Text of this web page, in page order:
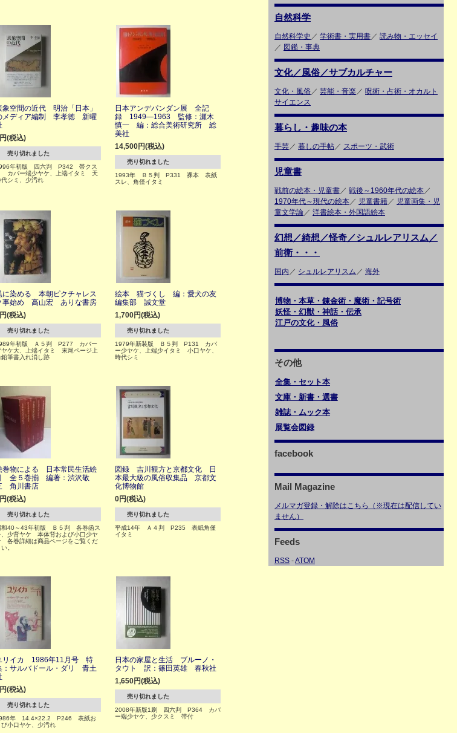
象空間の近代 明治「日本」
メディア編制 李孝徳 新曜
(税込)
売り切れました
年初版 四六判 P342 帯クス
カバー端少ヤケ、上端イタミ 天
代シミ、少汚れ
日本アンデパンダン展 全記
録 1949―1963 監修：瀬木
慎一 編：総合美術研究所 総
美社
14,500円(税込)
売り切れました
1993年 Ｂ５判 P331 裸本 表紙
スレ、角僅イタミ
に染める 本朝ピクチャレス
事始め 高山宏 ありな書房
(税込)
売り切れました
年初版 Ａ５判 P277 カバー
ヤケ大、上端イタミ 末尾ページ上
鉛筆書入れ消し跡
絵本 猫づくし 編：愛犬の友
編集部 誠文堂
1,700円(税込)
売り切れました
1979年新装版 Ｂ５判 P131 カバ
ー少ヤケ、上端少イタミ 小口ヤケ、
時代シミ
巻物による 日本常民生活絵
全５巻揃 編著：渋沢敬
角川書店
(税込)
売り切れました
和40～43年初版 Ｂ５判 各巻函ス
、少背ヤケ 本体背および小口少ヤ
各巻詳細は商品ページをご覧くだ
。
図録 吉川観方と京都文化 日
本最大級の風俗収集品 京都文
化博物館
0円(税込)
売り切れました
平成14年 Ａ４判 P235 表紙角僅
イタミ
リイカ 1986年11月号 特
：サルバドール・ダリ 青土
(税込)
売り切れました
年 14.4×22.2 P246 表紙お
び小口ヤケ、少汚れ
日本の家屋と生活 ブルーノ・
タウト 訳：篠田英雄 春秋社
1,650円(税込)
売り切れました
2008年新版1刷 四六判 P364 カバ
ー端少ヤケ、少クスミ 帯付
自然科学
自然科学史 ／ 学術書・実用書／ 読み物・エッセイ
／ 図鑑・事典
文化／風俗／サブカルチャー
文化・風俗／ 芸能・音楽 ／ 呪術・占術・オカルト
サイエンス
暮らし・趣味の本
手芸／ 暮しの手帖／ スポーツ・武術
児童書
戦前の絵本・児童書／ 戦後～1960年代の絵本／
1970年代～現代の絵本／ 児童書籍／ 児童画集・児
童文学論／ 洋書絵本・外国語絵本
幻想／綺想／怪奇／シュルレアリスム／
前衛・・・
国内 ／ シュルレアリスム ／ 海外
博物・本草・錬金術・魔術・記号術
妖怪・幻獣・神話・伝承
江戸の文化・風俗
その他
全集・セット本
文庫・新書・選書
雑誌・ムック本
展覧会図録
facebook
Mail Magazine
メルマガ登録・解除はこちら（※現在は配信してい
ません）
Feeds
RSS -ATOM